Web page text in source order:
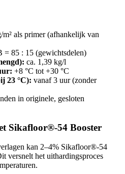
als primer (afhankelijk van
= 85 : 15 (gewichtsdelen)
ca. 1,39 kg/l
+8 °C tot +30 °C
23 °C): vanaf 3 uur (zonder
in originele, gesloten
Sikafloor®-54 Booster
kan 2–4% Sikafloor®-54
versnelt het uithardingsproces